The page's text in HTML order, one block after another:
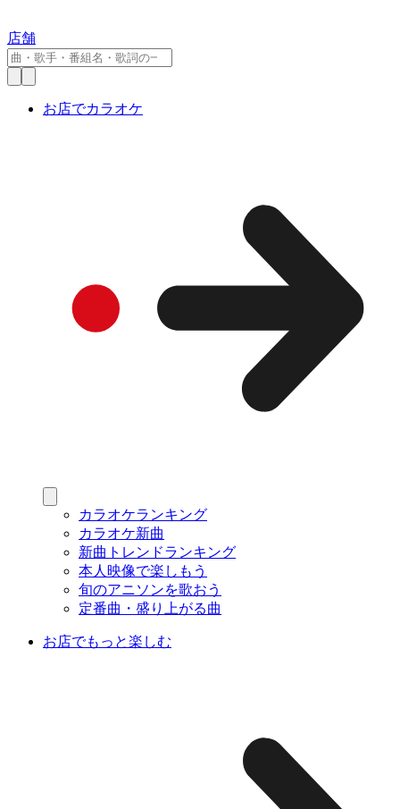
店舗
お店でカラオケ
カラオケランキング
カラオケ新曲
新曲トレンドランキング
本人映像で楽しもう
旬のアニソンを歌おう
定番曲・盛り上がる曲
お店でもっと楽しむ